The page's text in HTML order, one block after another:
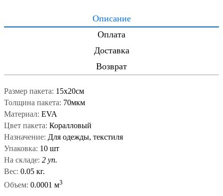
Описание
Оплата
Доставка
Возврат
Размер пакета: 15x20см
Толщина пакета: 70мкм
Материал: EVA
Цвет пакета: Коралловый
Назначение: Для одежды, текстиля
Упаковка: 10 шт
На складе: 2 уп.
Вес: 0.05 кг.
Объем: 0.0001 м3